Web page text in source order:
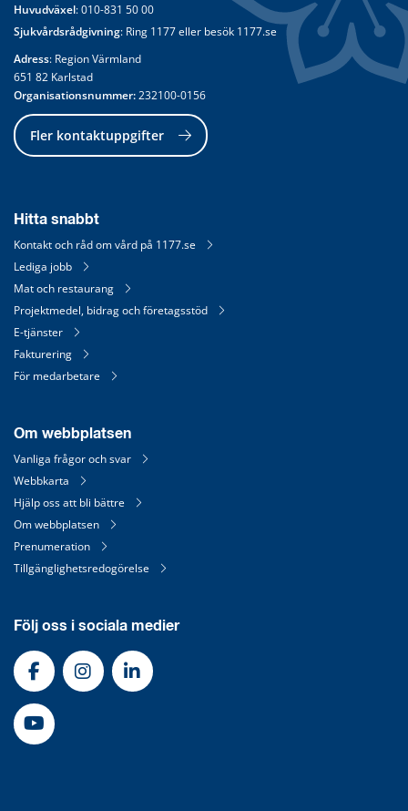
Huvudväxel: 010-831 50 00
Sjukvårdsrådgivning: Ring 1177 eller besök 1177.se
Adress: Region Värmland
651 82 Karlstad
Organisationsnummer: 232100-0156
Fler kontaktuppgifter
Hitta snabbt
Kontakt och råd om vård på 1177.se
Lediga jobb
Mat och restaurang
Projektmedel, bidrag och företagsstöd
E-tjänster
Fakturering
För medarbetare
Om webbplatsen
Vanliga frågor och svar
Webbkarta
Hjälp oss att bli bättre
Om webbplatsen
Prenumeration
Tillgänglighetsredogörelse
Följ oss i sociala medier